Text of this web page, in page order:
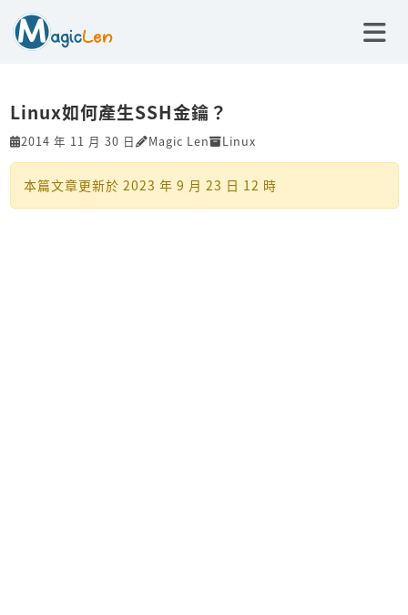
Linux如何產生SSH金鑰？
2014 年 11 月 30 日 Magic Len Linux
本篇文章更新於 2023 年 9 月 23 日 12 時